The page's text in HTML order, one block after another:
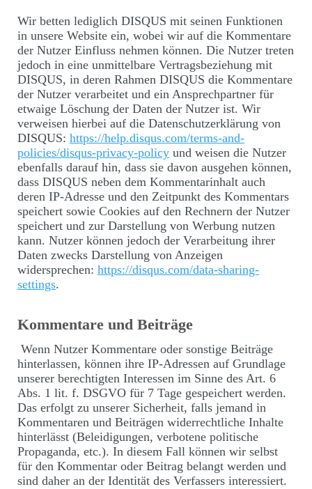
Wir betten lediglich DISQUS mit seinen Funktionen
in unsere Website ein, wobei wir auf die Kommentare
der Nutzer Einfluss nehmen können. Die Nutzer treten
jedoch in eine unmittelbare Vertragsbeziehung mit
DISQUS, in deren Rahmen DISQUS die Kommentare
der Nutzer verarbeitet und ein Ansprechpartner für
etwaige Löschung der Daten der Nutzer ist. Wir
verweisen hierbei auf die Datenschutzerklärung von
DISQUS: https://help.disqus.com/terms-and-
policies/disqus-privacy-policy und weisen die Nutzer
ebenfalls darauf hin, dass sie davon ausgehen können,
dass DISQUS neben dem Kommentarinhalt auch
deren IP-Adresse und den Zeitpunkt des Kommentars
speichert sowie Cookies auf den Rechnern der Nutzer
speichert und zur Darstellung von Werbung nutzen
kann. Nutzer können jedoch der Verarbeitung ihrer
Daten zwecks Darstellung von Anzeigen
widersprechen: https://disqus.com/data-sharing-
settings.
Kommentare und Beiträge
Wenn Nutzer Kommentare oder sonstige Beiträge
hinterlassen, können ihre IP-Adressen auf Grundlage
unserer berechtigten Interessen im Sinne des Art. 6
Abs. 1 lit. f. DSGVO für 7 Tage gespeichert werden.
Das erfolgt zu unserer Sicherheit, falls jemand in
Kommentaren und Beiträgen widerrechtliche Inhalte
hinterlässt (Beleidigungen, verbotene politische
Propaganda, etc.). In diesem Fall können wir selbst
für den Kommentar oder Beitrag belangt werden und
sind daher an der Identität des Verfassers interessiert.